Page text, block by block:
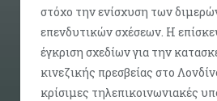
στόχο την ενίσχυση των
επενδυτικών σχέσεων. Η
έγκριση σχεδίων για την
κινεζικής πρεσβείας στο
κρίσιμες τηλεπικοινωνιακές